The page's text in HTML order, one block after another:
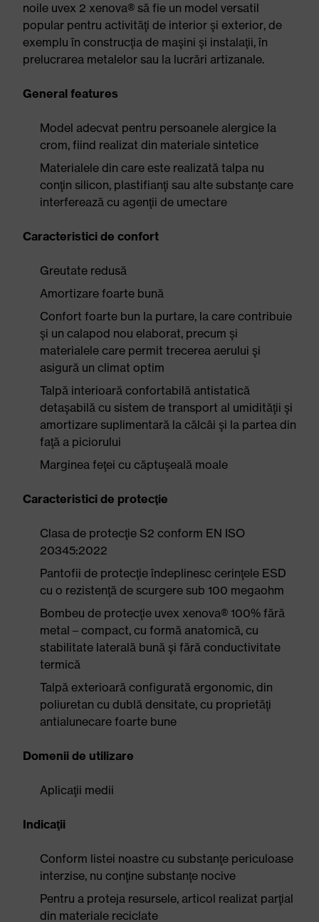
noile uvex 2 xenova® să fie un model versatil
popular pentru activităţi de interior şi exterior, de
exemplu în construcţia de maşini şi instalaţii, în
prelucrarea metalelor sau la lucrări artizanale.
General features
Model adecvat pentru persoanele alergice la
crom, fiind realizat din materiale sintetice
Materialele din care este realizată talpa nu
conţin silicon, plastifianţi sau alte substanţe care
interferează cu agenţii de umectare
Caracteristici de confort
Greutate redusă
Amortizare foarte bună
Confort foarte bun la purtare, la care contribuie
şi un calapod nou elaborat, precum şi
materialele care permit trecerea aerului şi
asigură un climat optim
Talpă interioară confortabilă antistatică
detaşabilă cu sistem de transport al umidităţii şi
amortizare suplimentară la călcâi şi la partea din
faţă a piciorului
Marginea feţei cu căptuşeală moale
Caracteristici de protecţie
Clasa de protecţie S2 conform EN ISO
20345:2022
Pantofii de protecţie îndeplinesc cerinţele ESD
cu o rezistenţă de scurgere sub 100 megaohm
Bombeu de protecţie uvex xenova® 100% fără
metal – compact, cu formă anatomică, cu
stabilitate laterală bună şi fără conductivitate
termică
Talpă exterioară configurată ergonomic, din
poliuretan cu dublă densitate, cu proprietăţi
antialunecare foarte bune
Domenii de utilizare
Aplicaţii medii
Indicaţii
Conform listei noastre cu substanţe periculoase
interzise, nu conţine substanţe nocive
Pentru a proteja resursele, articol realizat parţial
din materiale reciclate